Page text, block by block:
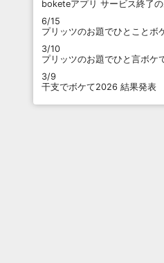
boketeアプリ サービス終了
6/15
プリッツのお題でひとことボ
3/10
プリッツのお題でひと言ボケ
3/9
干支でボケて2026 結果発表